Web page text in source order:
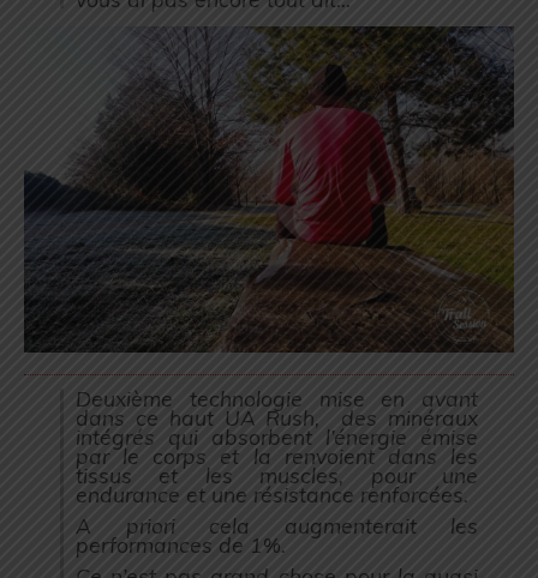
Deuxième technologie mise en avant
dans ce haut UA Rush, des minéraux
intégrés qui absorbent l’énergie émise
par le corps et la renvoient dans les
tissus et les muscles, pour une
endurance et une résistance renforcées.
A priori cela augmenterait les
performances de 1%.